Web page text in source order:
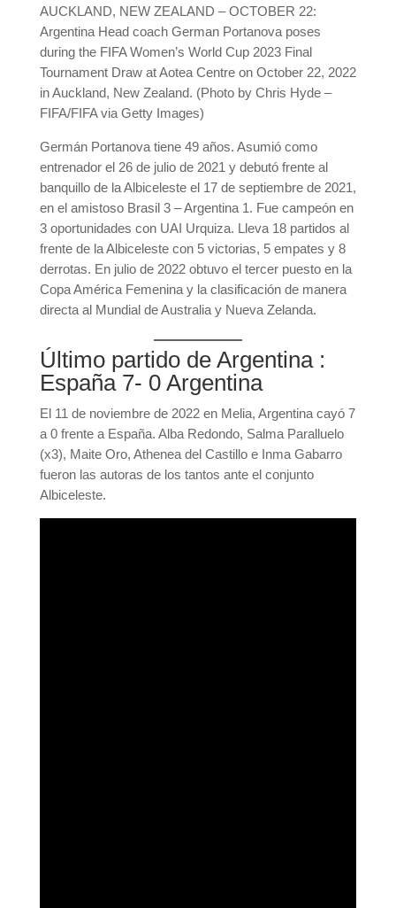
AUCKLAND, NEW ZEALAND – OCTOBER 22:
Argentina Head coach German Portanova poses
during the FIFA Women’s World Cup 2023 Final
Tournament Draw at Aotea Centre on October 22, 2022
in Auckland, New Zealand. (Photo by Chris Hyde –
FIFA/FIFA via Getty Images)
Germán Portanova tiene 49 años. Asumió como
entrenador el 26 de julio de 2021 y debutó frente al
banquillo de la Albiceleste el 17 de septiembre de 2021,
en el amistoso Brasil 3 – Argentina 1. Fue campeón en
3 oportunidades con UAI Urquiza. Lleva 18 partidos al
frente de la Albiceleste con 5 victorias, 5 empates y 8
derrotas. En julio de 2022 obtuvo el tercer puesto en la
Copa América Femenina y la clasificación de manera
directa al Mundial de Australia y Nueva Zelanda.
Último partido de Argentina :
España 7- 0 Argentina
El 11 de noviembre de 2022 en Melia, Argentina cayó 7
a 0 frente a España. Alba Redondo, Salma Paralluelo
(x3), Maite Oro, Athenea del Castillo e Inma Gabarro
fueron las autoras de los tantos ante el conjunto
Albiceleste.